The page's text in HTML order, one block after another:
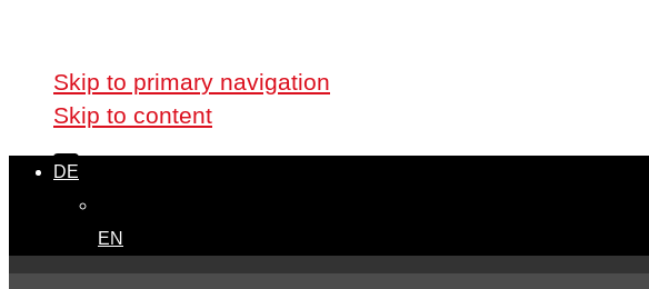
Skip to primary navigation
Skip to content
DE
EN